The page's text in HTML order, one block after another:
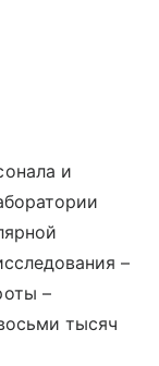
и
–
–
тысяч